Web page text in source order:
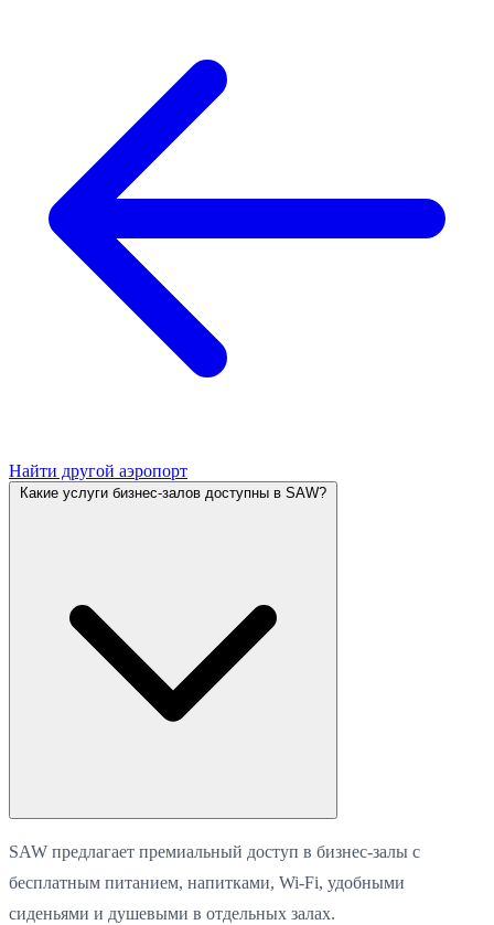
Найти другой аэропорт
Какие услуги бизнес-залов доступны в SAW?
SAW предлагает премиальный доступ в бизнес-залы с
бесплатным питанием, напитками, Wi-Fi, удобными
сиденьями и душевыми в отдельных залах.